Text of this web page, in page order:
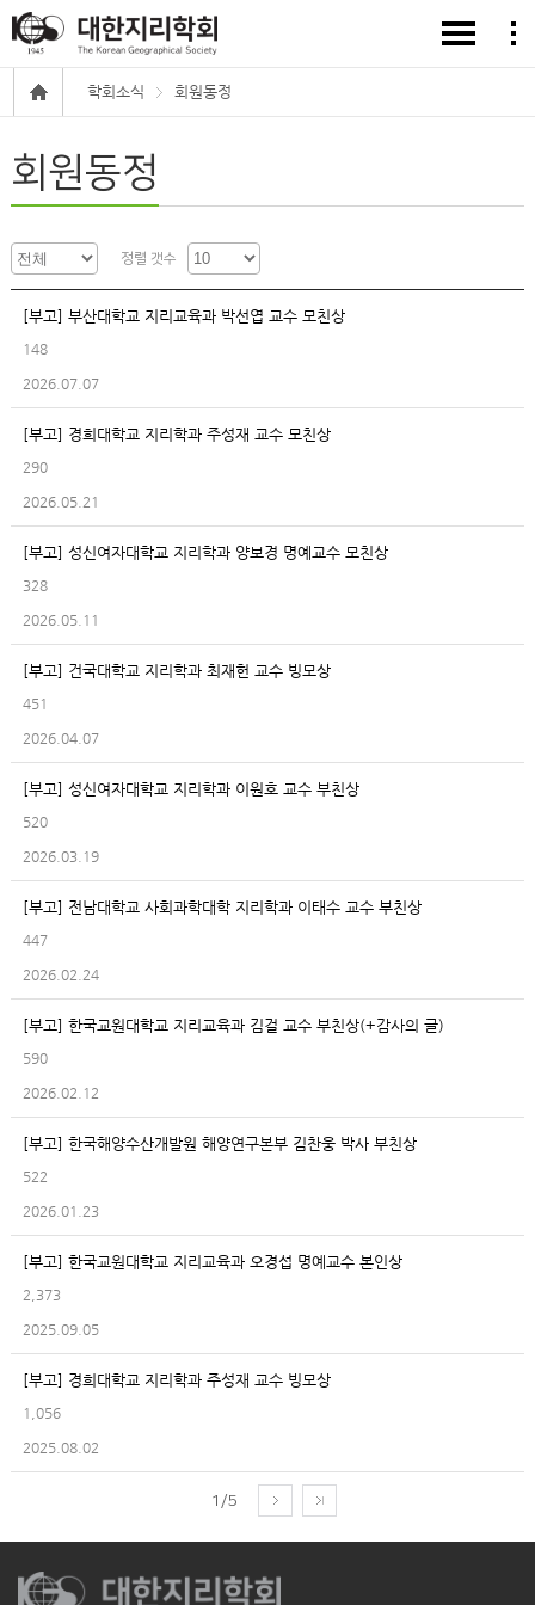
학회소식 회원동정
회원동정
정렬 갯수
[부고] 부산대학교 지리교육과 박선엽 교수 모친상
148
2026.07.07
[부고] 경희대학교 지리학과 주성재 교수 모친상
290
2026.05.21
[부고] 성신여자대학교 지리학과 양보경 명예교수 모친상
328
2026.05.11
[부고] 건국대학교 지리학과 최재헌 교수 빙모상
451
2026.04.07
[부고] 성신여자대학교 지리학과 이원호 교수 부친상
520
2026.03.19
[부고] 전남대학교 사회과학대학 지리학과 이태수 교수 부친상
447
2026.02.24
[부고] 한국교원대학교 지리교육과 김걸 교수 부친상(+감사의 글)
590
2026.02.12
[부고] 한국해양수산개발원 해양연구본부 김찬웅 박사 부친상
522
2026.01.23
[부고] 한국교원대학교 지리교육과 오경섭 명예교수 본인상
2,373
2025.09.05
[부고] 경희대학교 지리학과 주성재 교수 빙모상
1,056
2025.08.02
1/5